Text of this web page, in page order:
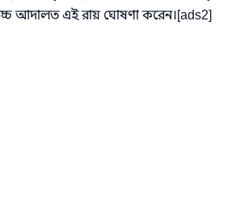
আদালত এই রায় ঘোষণা করেন।[ads2]